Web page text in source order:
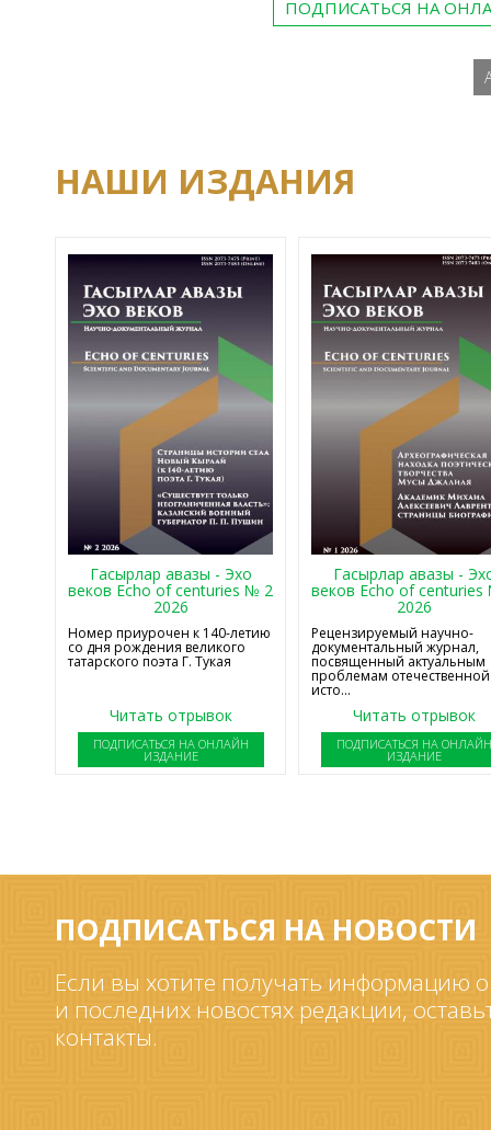
ПОДПИСАТЬСЯ НА
НАШИ ИЗДАНИЯ
Гасырлар авазы - Эхо
веков Echo of centuries № 2
2026
Номер приурочен к 140-летию
со дня рождения великого
татарского поэта Г. Тукая
Читать отрывок
ПОДПИСАТЬСЯ НА ОНЛАЙН
ИЗДАНИЕ
Гасырлар авазы -
веков Echo of
2026
Рецензируемый научно-
документальный журнал,
посвященный актуальным
проблемам отечественной
исто...
Читать отрывок
ПОДПИСАТЬСЯ НА
ИЗДАНИЕ
ПОДПИСАТЬСЯ НА НОВОСТИ
Если вы хотите получать информацию
и последних новостях редакции,
контакты.